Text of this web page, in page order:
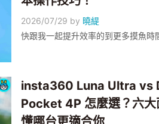
2026/07/29 by 曉緹
快跟我一起提升效率的到更多摸魚時
insta360 Luna Ultra vs
Pocket 4P 怎麼選？六大